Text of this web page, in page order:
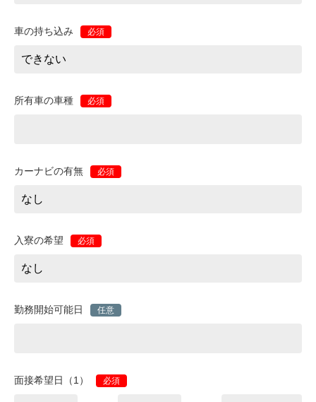
車の持ち込み 必須
所有車の車種 必須
カーナビの有無 必須
入寮の希望 必須
勤務開始可能日 任意
面接希望日（1） 必須